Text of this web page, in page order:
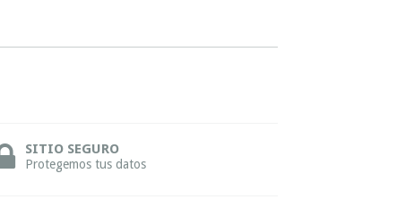
SITIO SEGURO
Protegemos tus datos